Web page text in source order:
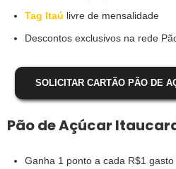
Tag Itaú livre de mensalidade
Descontos exclusivos na rede
SOLICITAR CARTÃO PÃO DE
Pão de Açúcar
Ganha 1 ponto a cada R$1 gasto